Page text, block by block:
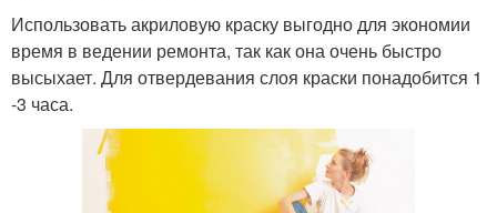
Использовать акриловую краску выгодно для экономии
время в ведении ремонта, так как она очень быстро
высыхает. Для отвердевания слоя краски понадобится 1
-3 часа.